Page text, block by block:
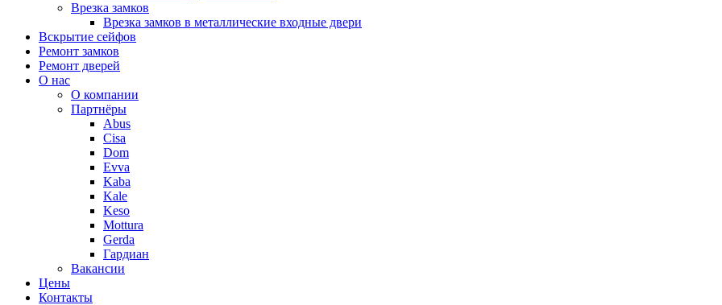
Врезка замков
Врезка замков в металлические входные двери
Вскрытие сейфов
Ремонт замков
Ремонт дверей
О нас
О компании
Партнёры
Abus
Cisa
Dom
Evva
Kaba
Kale
Keso
Mottura
Gerda
Гардиан
Вакансии
Цены
Контакты